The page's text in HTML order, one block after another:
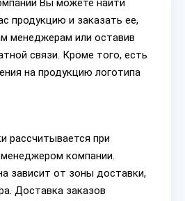
Вы можете найти
продукцию и заказать ее,
менеджерам или оставив
связи. Кроме того, есть
на продукцию логотипа
рассчитывается при
компании.
зависит от зоны доставки,
Доставка заказов